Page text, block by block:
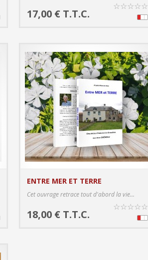
17,00 € T.T.C.
☆☆☆☆☆
ENTRE MER ET TERRE
Cet ouvrage retrace tout d'abord la vie...
18,00 € T.T.C.
☆☆☆☆☆